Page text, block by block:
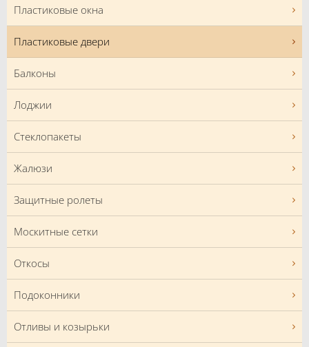
Пластиковые окна
Пластиковые двери
Балконы
Лоджии
Стеклопакеты
Жалюзи
Защитные ролеты
Москитные сетки
Откосы
Подоконники
Отливы и козырьки